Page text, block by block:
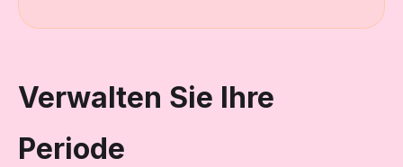
Verwalten Sie Ihre
Periode